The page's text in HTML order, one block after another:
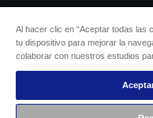
Compromiso
Al hacer clic en “Aceptar todas las
tu dispositivo para mejorar la
colaborar con nuestros estudios